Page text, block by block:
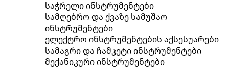
საჭრელი ინსტრუმენტები
სამღებრო და ქვაზე სამუშაო
ინსტრუმენტები
ელექტრო ინსტრუმენტების აქსესუარები
სამაგრი და ჩამკეტი ინსტრუმენტები
მექანიკური ინსტრუმენტები